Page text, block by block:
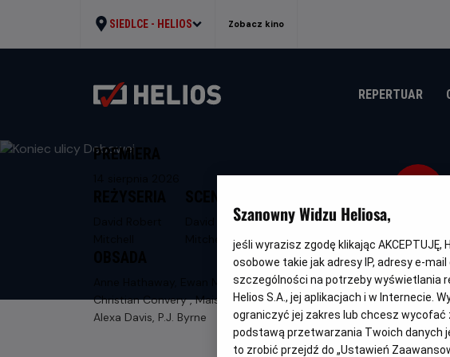
SIEDLCE - HELIOS Zobacz kino
REPERTUAR
tytuł
PREMIERA
David Robert
Anne Hathaway, Ewan McGregor,
Christian Convery , Maisy Stella, Jordan
Alexa Davis, P.J. Byrne
WKRÓTCE
Szanowny Widzu Heliosa,
jeśli wyrazisz zgodę klikając AKCEPTUJĘ,
osobowe takie jak adresy IP, adresy e-
szczególności na potrzeby wyświetlania
Helios S.A., jej aplikacjach i w Internecie.
ograniczyć jej zakres lub chcesz wycofać
podstawą przetwarzania Twoich danych
to zrobić przejdź do „Ustawień